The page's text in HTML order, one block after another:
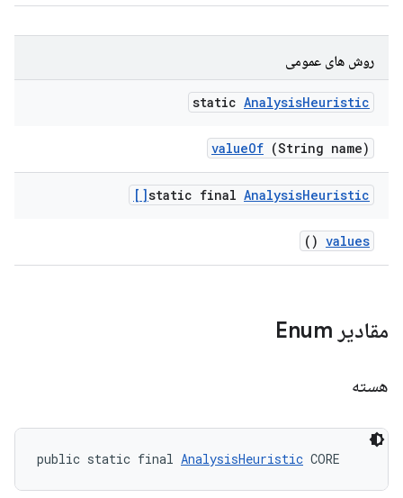
روش های عمومی
static AnalysisHeuristic
valueOf (String name)
static final AnalysisHeuristic[]
values
()
مقادیر Enum
هسته
public static final AnalysisHeuristic CORE